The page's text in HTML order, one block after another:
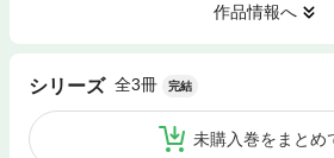
作品情報へ
シリーズ 全3冊 完結
未購入巻をまとめ